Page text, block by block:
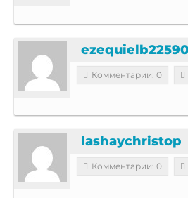
ezequielb22590
Комментарии: 0
lashaychristop
Комментарии: 0